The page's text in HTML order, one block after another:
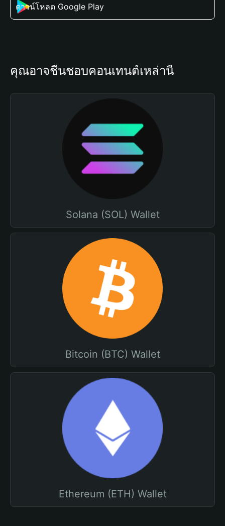
ดาวน์โหลด Google Play
คุณอาจชื่นชอบคอนเทนต์เหล่านี้
Solana (SOL) Wallet
Bitcoin (BTC) Wallet
Ethereum (ETH) Wallet